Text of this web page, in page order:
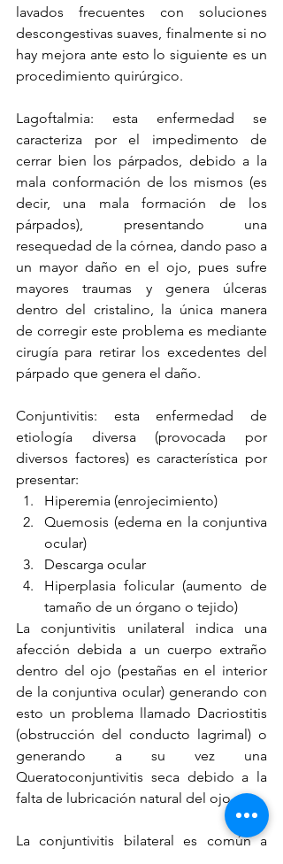
lavados frecuentes con soluciones
descongestivas suaves, finalmente si no
hay mejora ante esto lo siguiente es un
procedimiento quirúrgico.
Lagoftalmia: esta enfermedad se
caracteriza por el impedimento de
cerrar bien los párpados, debido a la
mala conformación de los mismos (es
decir, una mala formación de los
párpados), presentando una
resequedad de la córnea, dando paso a
un mayor daño en el ojo, pues sufre
mayores traumas y genera úlceras
dentro del cristalino, la única manera
de corregir este problema es mediante
cirugía para retirar los excedentes del
párpado que genera el daño.
Conjuntivitis: esta enfermedad de
etiología diversa (provocada por
diversos factores) es característica por
presentar:
Hiperemia (enrojecimiento)
Quemosis (edema en la conjuntiva
ocular)
Descarga ocular
Hiperplasia folicular (aumento de
tamaño de un órgano o tejido)
La conjuntivitis unilateral indica una
afección debida a un cuerpo extraño
dentro del ojo (pestañas en el interior
de la conjuntiva ocular) generando con
esto un problema llamado Dacriostitis
(obstrucción del conducto lagrimal) o
generando a su vez una
Queratoconjuntivitis seca debido a la
falta de lubricación natural del ojo.
La conjuntivitis bilateral es común a